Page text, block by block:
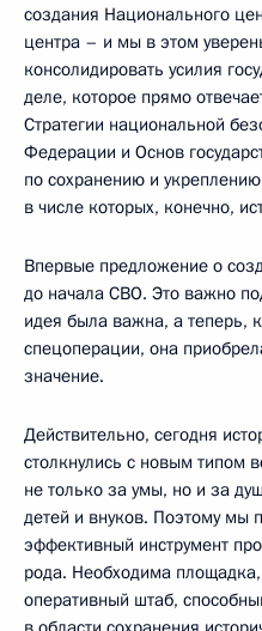
создания Национального
центра – и мы в этом
консолидировать усилия
деле, которое прямо
Стратегии национальной
Федерации и Основ
по сохранению и
в числе которых, конечно,
Впервые предложение о
до начала СВО. Это важно
идея была важна, а теперь,
спецоперации, она
значение.
Действительно, сегодня
столкнулись с новым типом
не только за умы, но и за
детей и внуков. Поэтому мы
эффективный инструмент
рода. Необходима
оперативный штаб,